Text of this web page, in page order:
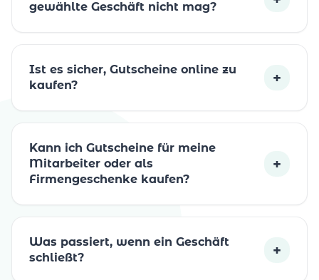
gewählte Geschäft nicht mag?
Ist es sicher, Gutscheine online zu
kaufen?
+
Kann ich Gutscheine für meine
Mitarbeiter oder als
Firmengeschenke kaufen?
+
Was passiert, wenn ein Geschäft
schließt?
+